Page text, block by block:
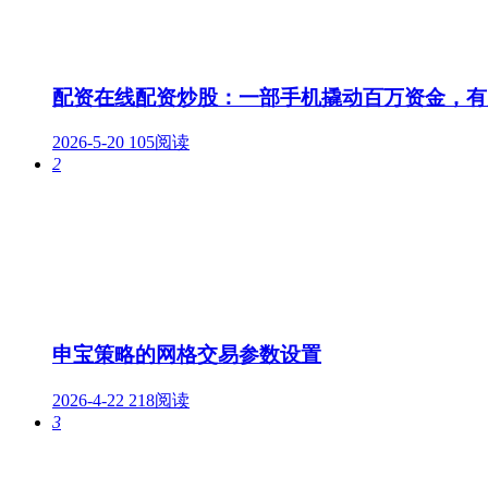
配资在线配资炒股：一部手机撬动百万资金，
2026-5-20 105阅读
2
申宝策略的网格交易参数设置
2026-4-22 218阅读
3